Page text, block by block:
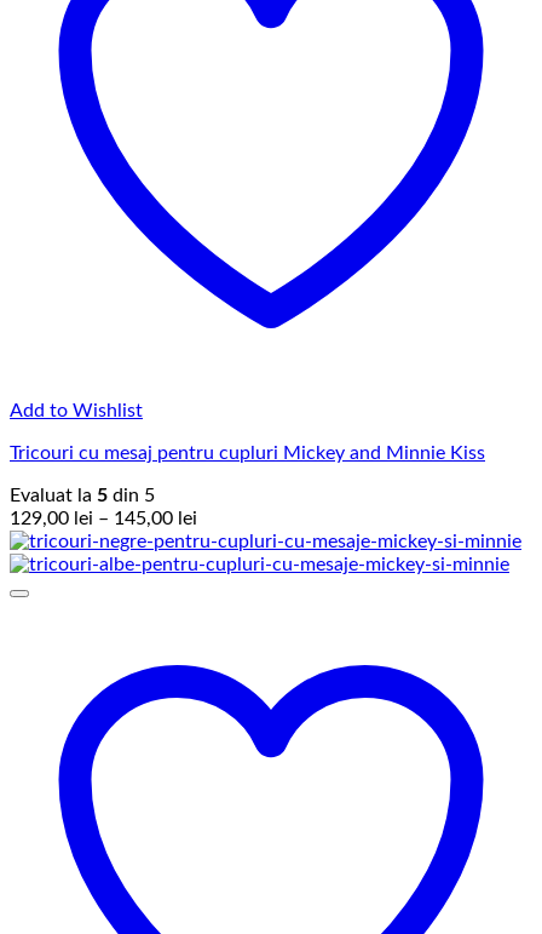
Add to Wishlist
Tricouri cu mesaj pentru cupluri Mickey and Minnie Kiss
Evaluat la 5 din 5
129,00 lei – 145,00 lei
de
prețuri: